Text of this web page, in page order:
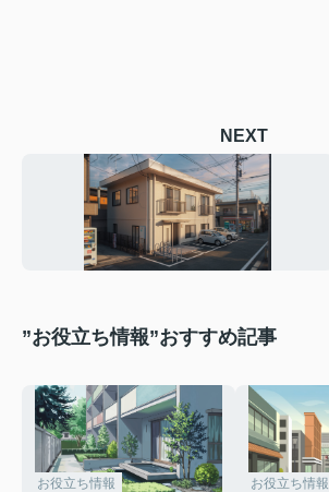
NEXT
”お役立ち情報”おすすめ記事
お役立ち情報 お役立ち情報